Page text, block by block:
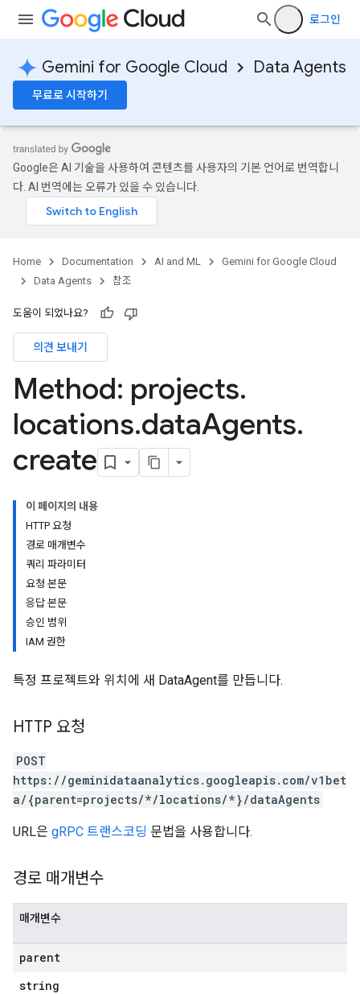
로그인
Gemini for Google Cloud Data Agents
무료로 시작하기
Google은 AI 기술을 사용하여 콘텐츠를 사용자의 기본 언어로 번역합니
다. AI 번역에는 오류가 있을 수 있습니다.
Home Documentation AI and ML
Gemini for Google Cloud
Data Agents
참조
도움이 되었나요?
의견 보내기
Method: projects.
locations.dataAgents.
create
이 페이지의 내용
HTTP 요청
경로 매개변수
쿼리 파라미터
요청 본문
응답 본문
승인 범위
IAM 권한
특정 프로젝트와 위치에 새 DataAgent를 만듭니다.
HTTP 요청
POST
https://geminidataanalytics.googleapis.com/v1bet
a/{parent=projects/*/locations/*}/dataAgents
URL은 gRPC 트랜스코딩 문법을 사용합니다.
경로 매개변수
매개변수
parent
string